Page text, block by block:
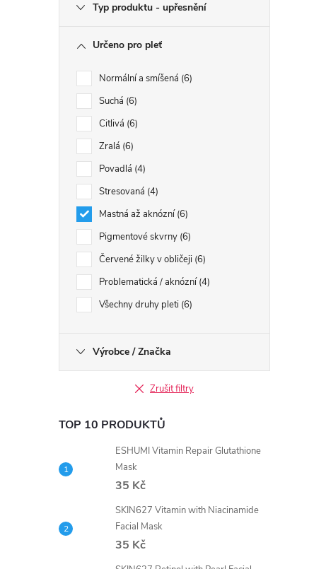
Typ produktu - upřesnění
Určeno pro pleť
Normální a smíšená 6
Suchá 6
Citlivá 6
Zralá 6
Povadlá 4
Stresovaná 4
Mastná až aknózní 6
Pigmentové skvrny 6
Červené žilky v obličeji 6
Problematická / aknózní 4
Všechny druhy pleti 6
Výrobce / Značka
Zrušit filtry
TOP 10 PRODUKTŮ
ESHUMI Vitamin Repair Glutathione
Mask
35 Kč
SKIN627 Vitamin with Niacinamide
Facial Mask
35 Kč